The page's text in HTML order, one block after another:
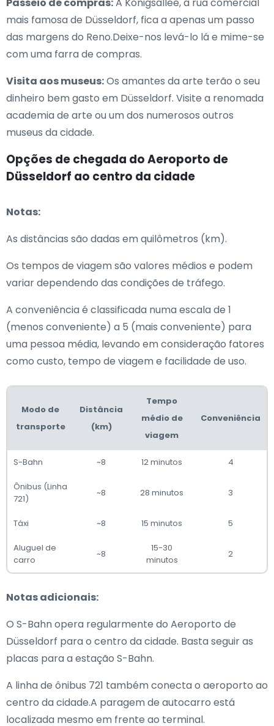
mais famosa de Düsseldorf, fica a apenas um passo
das margens do Reno.Deixe-nos levá-lo lá e mime-se
com uma farra de compras.
Visita aos museus:Os amantes da arte terão o seu
dinheiro bem gasto em Düsseldorf. Visite a renomada
academia de arte ou um dos numerosos outros
museus da cidade.
Opções de chegada do Aeroporto de
Düsseldorf ao centro da cidade
Notas:
As distâncias são dadas em quilômetros (km).
Os tempos de viagem são valores médios e podem
variar dependendo das condições de tráfego.
A conveniência é classificada numa escala de 1
(menos conveniente) a 5 (mais conveniente) para
uma pessoa média, levando em consideração fatores
como custo, tempo de viagem e facilidade de uso.
Modo de
transporte
Distância
(km)
Tempo
médio de
viagem
Conveniência
S-Bahn ~8 12 minutos 4
Ônibus (Linha
721)
~8 28 minutos 3
Táxi ~8 15 minutos 5
Aluguel de
carro
~8
15-30
minutos
2
Notas adicionais:
O S-Bahn opera regularmente do Aeroporto de
Düsseldorf para o centro da cidade. Basta seguir as
placas para a estação S-Bahn.
A linha de ônibus 721 também conecta o aeroporto ao
centro da cidade.A paragem de autocarro está
localizada mesmo em frente ao terminal.